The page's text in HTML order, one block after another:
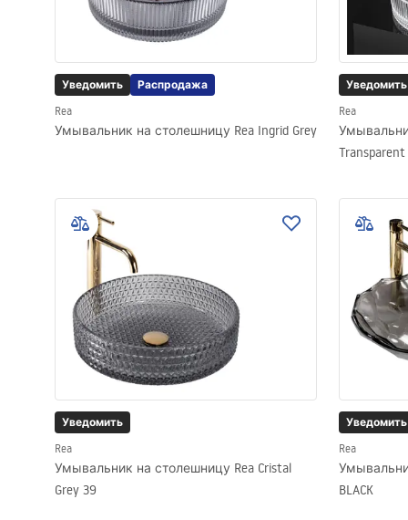
Уведомить Распродажа
Rea
Умывальник на столешницу Rea Ingrid Grey
Уведомить
Rea
Transparent
Уведомить
Rea
Умывальник на столешницу Rea Cristal
Grey 39
Уведомить
Rea
BLACK